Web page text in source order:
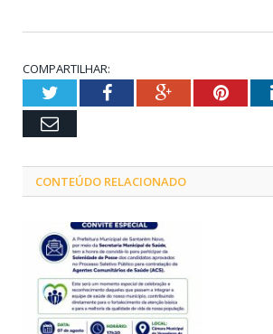
COMPARTILHAR:
TwitterFacebookGoogle+
Email
CONTEÚDO RELACIONADO